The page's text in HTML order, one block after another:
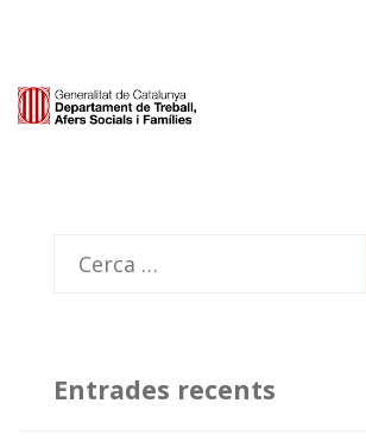
c
Entrades recents